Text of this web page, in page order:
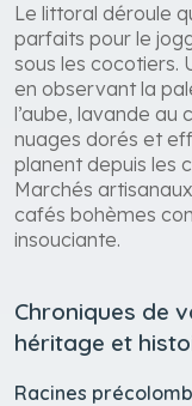
Le littoral déroule
parfaits pour le
sous les cocotiers.
en observant la
l’aube, lavande au
nuages dorés et
planent depuis les
Marchés
cafés bohèmes
insouciante.
Chroniques de
héritage et
Racines